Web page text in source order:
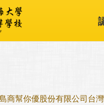
商幫你優股份有限公司台